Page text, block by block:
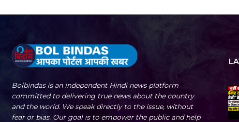
Bolbindas is an independent Hindi news platform
committed to delivering true news about the country
and the world. We speak directly to the issue, without
fear or bias. Our goal is to empower the public and help